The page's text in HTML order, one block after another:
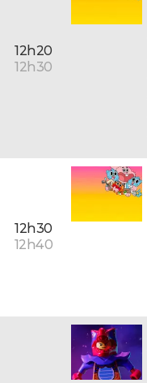
12h20
12h30
12h30
12h40